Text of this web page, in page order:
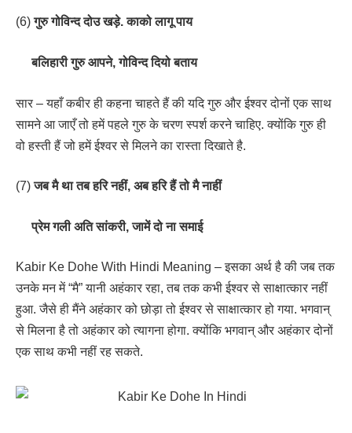
(6)गुरु गोविन्द दोउ खड़े. काको लागू पाय
बलिहारी गुरु आपने, गोविन्द दियो बताय
सार – यहाँ कबीर ही कहना चाहते हैं की यदि गुरु और ईश्वर दोनों एक साथ
सामने आ जाएँ तो हमें पहले गुरु के चरण स्पर्श करने चाहिए. क्योंकि गुरु ही
वो हस्ती हैं जो हमें ईश्वर से मिलने का रास्ता दिखाते है.
(7)जब मै था तब हरि नहीं, अब हरि हैं तो मै नाहीं
प्रेम गली अति सांकरी, जामें दो ना समाई
Kabir Ke Dohe With Hindi Meaning – इसका अर्थ है की जब तक
उनके मन में “मै” यानी अहंकार रहा, तब तक कभी ईश्वर से साक्षात्कार नहीं
हुआ. जैसे ही मैंने अहंकार को छोड़ा तो ईश्वर से साक्षात्कार हो गया. भगवान्
से मिलना है तो अहंकार को त्यागना होगा. क्योंकि भगवान् और अहंकार दोनों
एक साथ कभी नहीं रह सकते.